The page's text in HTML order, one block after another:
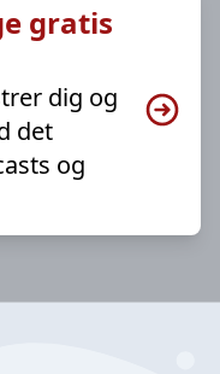
gratis
dig og
det
og